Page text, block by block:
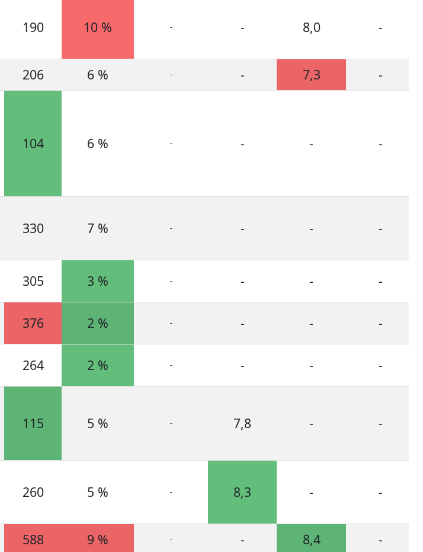
190 10 % - - 8,0 -
206 6 % - - 7,3 -
104 6 % - - - -
330 7 % - - - -
305 3 % - - - -
376 2 % - - - -
264 2 % - - - -
115 5 % - 7,8 - -
260 5 % - 8,3 - -
588 9 % - - 8,4 -